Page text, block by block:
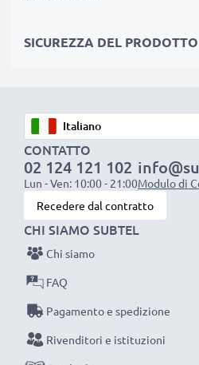
standard vigenti nell’Unione
Sostituisci la batteria, non il
intelligente e più
efficientando e riducendo
Scegli CELLONIC, scegli la
compromessi sulla qualità:
SICUREZZA DEL PRODOTTO
CONTATTO
02 124 121 102
Lun - Ven: 10:00 - 21:00Modulo di
Recedere dal contratto
CHI SIAMO SUBTEL
Chi siamo
FAQ
Pagamento e spedizione
Rivenditori e istituzioni